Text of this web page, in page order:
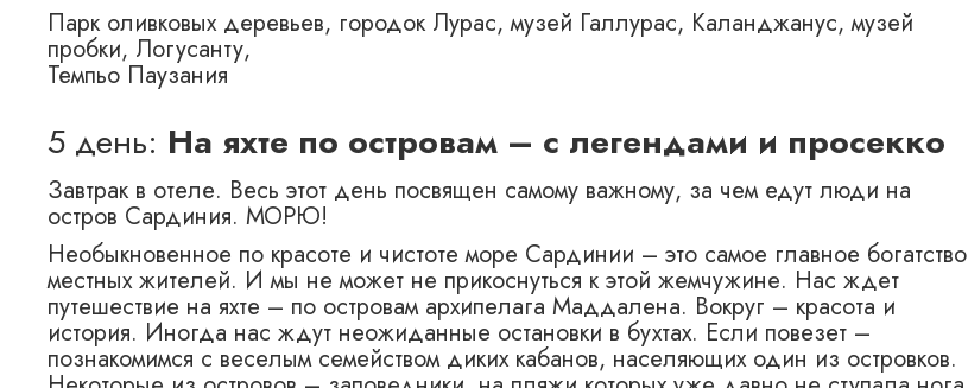
Парк оливковых деревьев, городок Лурас, музей Галлурас, Каланджанус, музей
пробки, Логусанту,
Темпьо Паузания
5 день: На яхте по островам – с легендами и просекко
Завтрак в отеле. Весь этот день посвящен самому важному, за чем едут люди на
остров Сардиния. МОРЮ!
Необыкновенное по красоте и чистоте море Сардинии – это самое главное богатство
местных жителей. И мы не может не прикоснуться к этой жемчужине. Нас ждет
путешествие на яхте – по островам архипелага Маддалена. Вокруг – красота и
история. Иногда нас ждут неожиданные остановки в бухтах. Если повезет –
познакомимся с веселым семейством диких кабанов, населяющих один из островков.